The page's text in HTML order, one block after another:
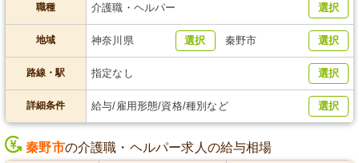
職種 介護職・ヘルパー 選択
地域 神奈川県 選択 秦野市 選択
路線・駅 指定なし 選択
詳細条件 給与/雇用形態/資格/種別など 選択
秦野市の介護職・ヘルパー求人の給与相場